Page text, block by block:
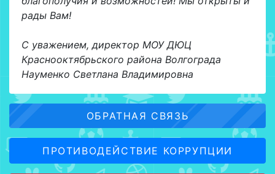
рады Вам!
С уважением, директор МОУ ДЮЦ
Краснооктябрьского района Волгограда
Науменко Светлана Владимировна
ОБРАТНАЯ СВЯЗЬ
ПРОТИВОДЕЙСТВИЕ КОРРУПЦИИ